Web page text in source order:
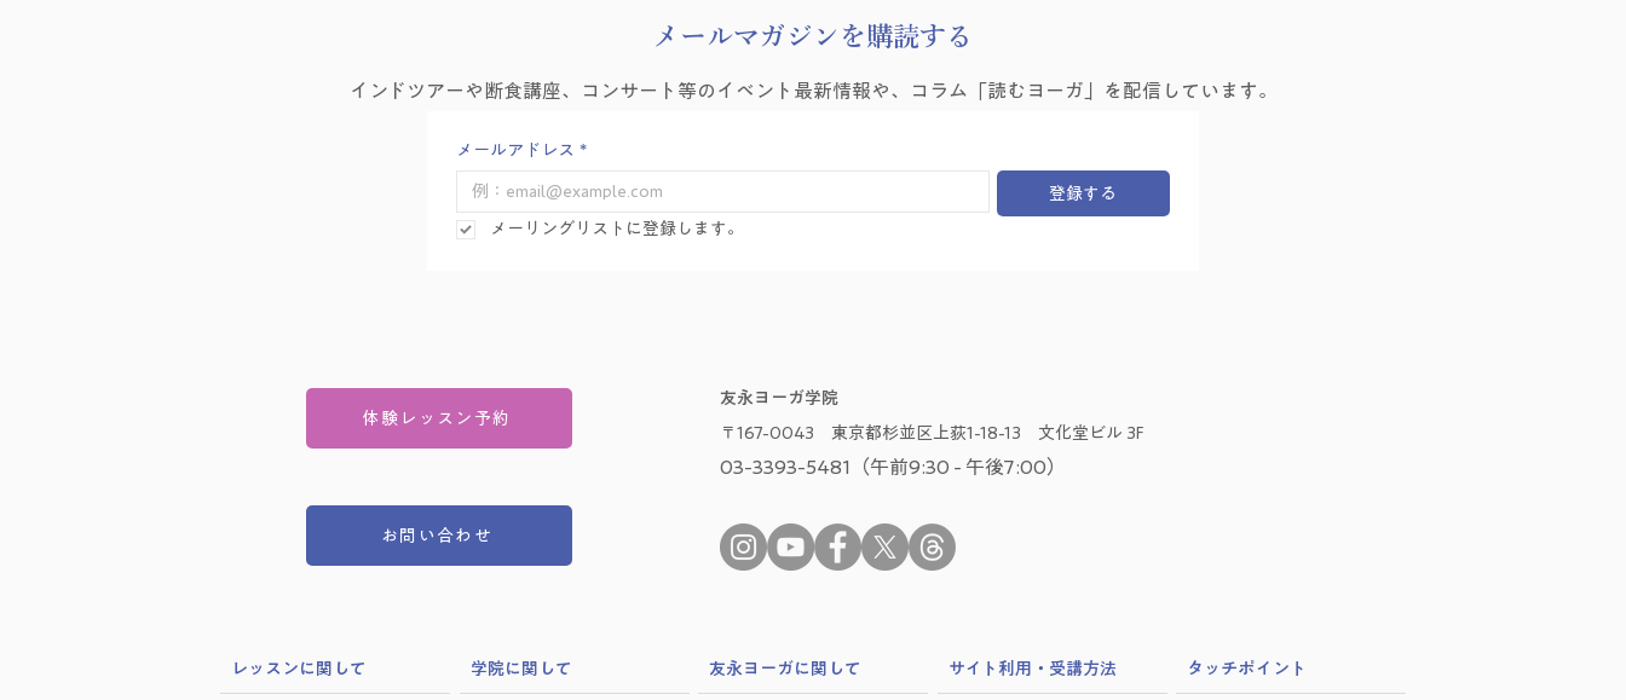
困難の乗り越え方」を学ぶ会
​メールマガジンを購読する
インドツアーや断食講座、コンサート等のイベント最新情報や、コラム「読むヨーガ」を配信しています。
メールアドレス *
登録する
メーリングリストに登録します。
体験レッスン予約
お問い合わせ
友永ヨーガ学院
〒167-0043 東京都杉並区上荻1-18-13 文化堂ビル 3F
03-3393-5481（午前9:30 - 午後7:00）
​レッスンに関して 学院に関して ​友永ヨーガに関して サイト利用・受講方法 ​タッチポイント